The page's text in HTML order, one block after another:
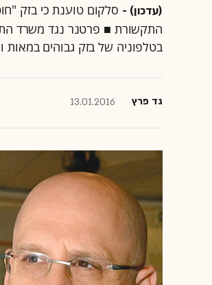
(עדכון) - סלקום טוענת כי בזק
התקשורת ■ פרטנר נגד משרד
בטלפוניה של בזק גבוהים במאות
גד פרץ 13.01.2016